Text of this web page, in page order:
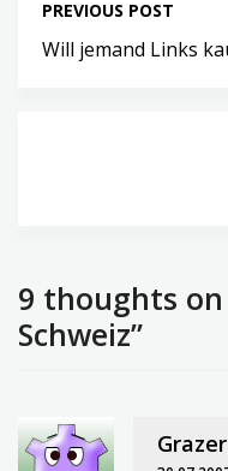
PREVIOUS POST
Will jemand Links
9 thoughts on
Schweiz”
Grazer